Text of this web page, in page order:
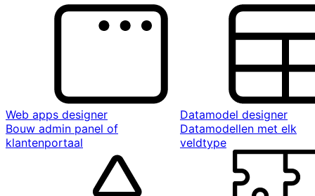
Web apps designer
Bouw admin panel of
klantenportaal
Datamodel designer
Datamodellen met elk
veldtype